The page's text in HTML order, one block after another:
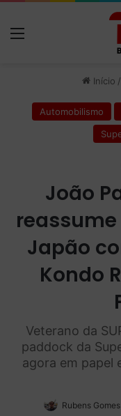
Início /
Automobilismo
João
Japão
Kondo
Veterano da
paddock da
agora em papel
Rubens